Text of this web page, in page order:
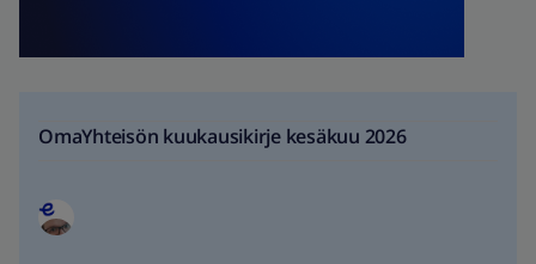
OmaYhteisön kuukausikirje kesäkuu 2026